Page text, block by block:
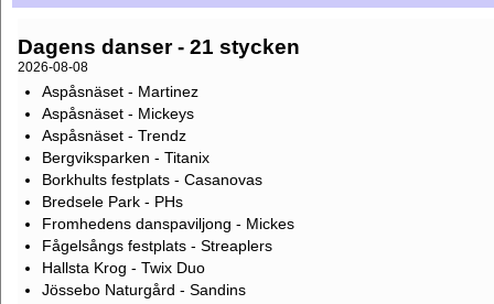
Dagens danser - 21 stycken
2026-08-08
Aspåsnäset - Martinez
Aspåsnäset - Mickeys
Aspåsnäset - Trendz
Bergviksparken - Titanix
Borkhults festplats - Casanovas
Bredsele Park - PHs
Fromhedens danspaviljong - Mickes
Fågelsångs festplats - Streaplers
Hallsta Krog - Twix Duo
Jössebo Naturgård - Sandins